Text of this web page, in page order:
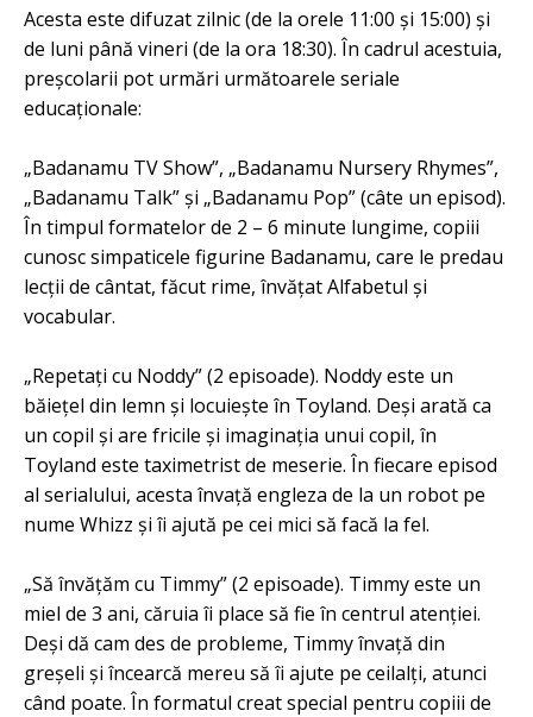
Acesta este difuzat zilnic (de la orele 11:00 și 15:00) și
de luni până vineri (de la ora 18:30). În cadrul acestuia,
preșcolarii pot urmări următoarele seriale
educaționale:
„Badanamu TV Show”, „Badanamu Nursery Rhymes”,
„Badanamu Talk” și „Badanamu Pop” (câte un episod).
În timpul formatelor de 2 – 6 minute lungime, copiii
cunosc simpaticele figurine Badanamu, care le predau
lecții de cântat, făcut rime, învățat Alfabetul și
vocabular.
„Repetați cu Noddy” (2 episoade). Noddy este un
băiețel din lemn și locuiește în Toyland. Deși arată ca
un copil și are fricile și imaginația unui copil, în
Toyland este taximetrist de meserie. În fiecare episod
al serialului, acesta învață engleza de la un robot pe
nume Whizz și îi ajută pe cei mici să facă la fel.
„Să învățăm cu Timmy” (2 episoade). Timmy este un
miel de 3 ani, căruia îi place să fie în centrul atenției.
Deși dă cam des de probleme, Timmy învață din
greșeli și încearcă mereu să îi ajute pe ceilalți, atunci
când poate. În formatul creat special pentru copiii de